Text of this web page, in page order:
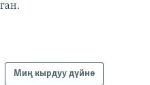
Миң кырдуу дүйнө